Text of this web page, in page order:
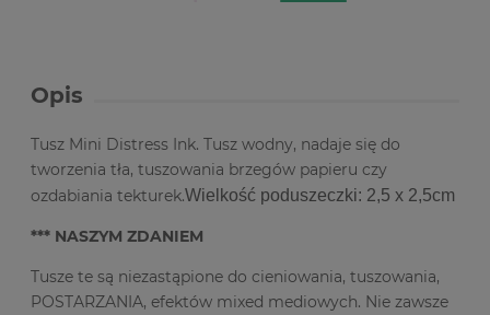
Opis
Tusz Mini Distress Ink. Tusz wodny, nadaje się do
tworzenia tła, tuszowania brzegów papieru czy
ozdabiania tekturek.Wielkość poduszeczki: 2,5 x 2,5cm
*** NASZYM ZDANIEM
Tusze te są niezastąpione do cieniowania, tuszowania,
POSTARZANIA, efektów mixed mediowych. Nie zawsze